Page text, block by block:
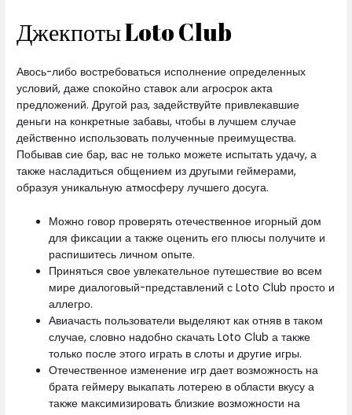
Джекпоты Loto Club
Авось-либо востребоваться исполнение определенных
условий, даже спокойно ставок али агросрок акта
предложений. Другой раз, задействуйте привлекавшие
деньги на конкретные забавы, чтобы в лучшем случае
действенно использовать полученные преимущества.
Побывав сие бар, вас не только можете испытать удачу, а
также насладиться общением из другыми геймерами,
образуя уникальную атмосферу лучшего досуга.
Можно говор проверять отечественное игорный дом
для фиксации а также оценить его плюсы получите и
распишитесь личном опыте.
Приняться свое увлекательное путешествие во всем
мире диалоговый-представлений с Loto Club просто и
аллегро.
Авиачасть пользователи выделяют как отняв в таком
случае, словно надобно скачать Loto Club а также
только после этого играть в слоты и другие игры.
Отечественное изменение игр дает возможность на
брата геймеру выкапать лотерею в области вкусу а
также максимизировать близкие возможности на